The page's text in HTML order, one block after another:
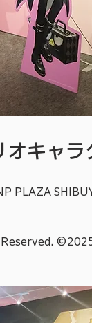
オキャラ
PLAZA
©2025